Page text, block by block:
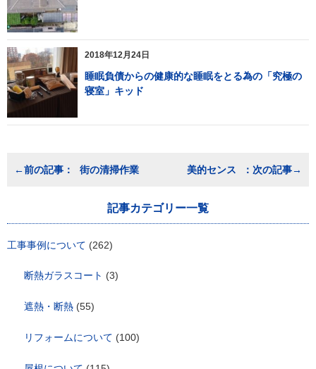
2018年12月24日
睡眠負債からの健康的な睡眠をとる為の「究極の
寝室」キッド
シ
街の清掃作業 美的センス
記事カテゴリー一覧
工事事例について (262)
断熱ガラスコート (3)
遮熱・断熱 (55)
リフォームについて (100)